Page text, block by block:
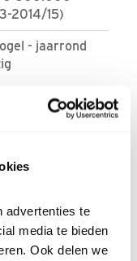
advertenties te
media te bieden
Ook delen we
2014/15)
- jaarrond